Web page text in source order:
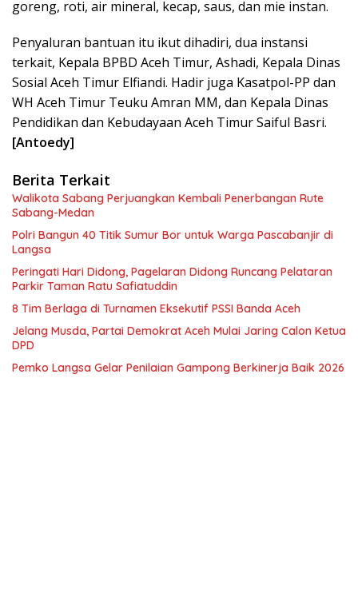
goreng, roti, air mineral, kecap, saus, dan mie instan.
Penyaluran bantuan itu ikut dihadiri, dua instansi
terkait, Kepala BPBD Aceh Timur, Ashadi, Kepala Dinas
Sosial Aceh Timur Elfiandi. Hadir juga Kasatpol-PP dan
WH Aceh Timur Teuku Amran MM, dan Kepala Dinas
Pendidikan dan Kebudayaan Aceh Timur Saiful Basri.
[Antoedy]
Berita Terkait
Walikota Sabang Perjuangkan Kembali Penerbangan Rute
Sabang-Medan
Polri Bangun 40 Titik Sumur Bor untuk Warga Pascabanjir di
Langsa
Peringati Hari Didong, Pagelaran Didong Runcang Pelataran
Parkir Taman Ratu Safiatuddin
8 Tim Berlaga di Turnamen Eksekutif PSSI Banda Aceh
Jelang Musda, Partai Demokrat Aceh Mulai Jaring Calon Ketua
DPD
Pemko Langsa Gelar Penilaian Gampong Berkinerja Baik 2026